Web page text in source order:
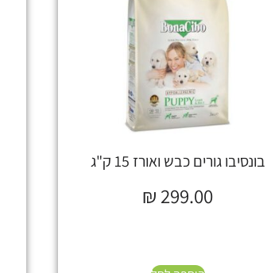
בונסיבו גורים כבש ואורז 15 ק"ג
₪ 299.00